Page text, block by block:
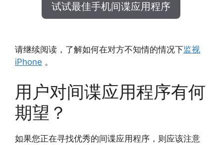
试试最佳手机间谍应用程序
请继续阅读，了解如何在对方不知情的情况下监视
iPhone 。
用户对间谍应用程序有何
期望？
如果您正在寻找优秀的间谍应用程序，则应该注意